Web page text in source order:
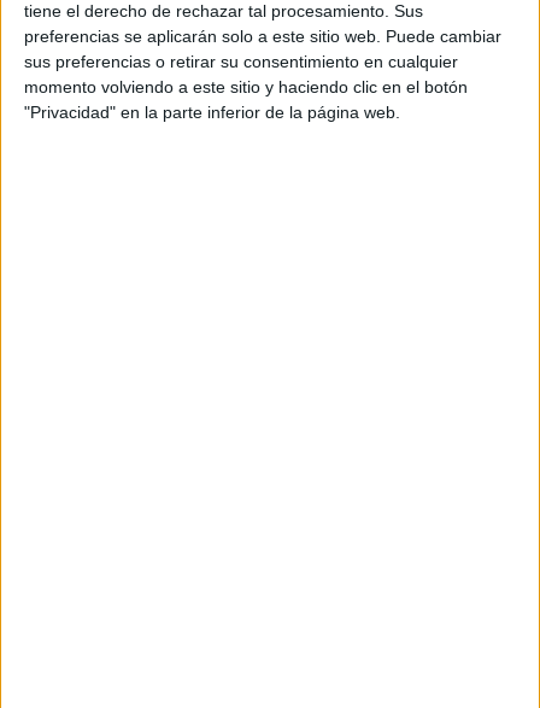
tiene el derecho de rechazar tal procesamiento. Sus
preferencias se aplicarán solo a este sitio web. Puede cambiar
sus preferencias o retirar su consentimiento en cualquier
momento volviendo a este sitio y haciendo clic en el botón
"Privacidad" en la parte inferior de la página web.
Mondragon Unibertsitatea
Grado en Liderazgo Emprendedor e Innovación